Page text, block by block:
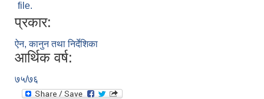
file.
प्रकार:
ऐन, कानुन तथा निर्देशिका
आर्थिक वर्ष:
७५/७६